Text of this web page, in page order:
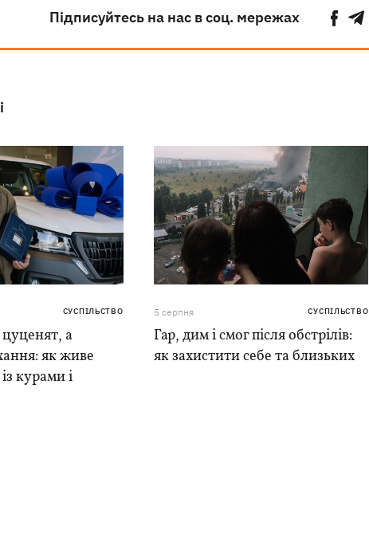
Підписуйтесь на нас в соц. мережах
СУСПІЛЬСТВО
а
як живе
курами і
5 серпня СУСПІЛЬСТВО
Гар, дим і смог після обстрілів:
як захистити себе та близьких